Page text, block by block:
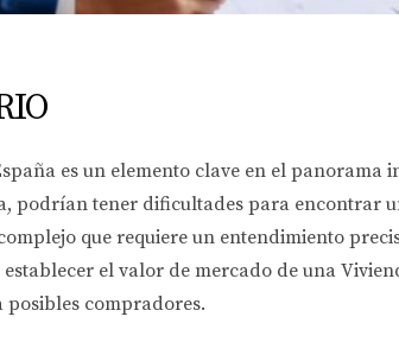
es un elemento clave en el
podrían tener dificultades para encontrar
que requiere un entendimiento
el valor de mercado de una
compradores.